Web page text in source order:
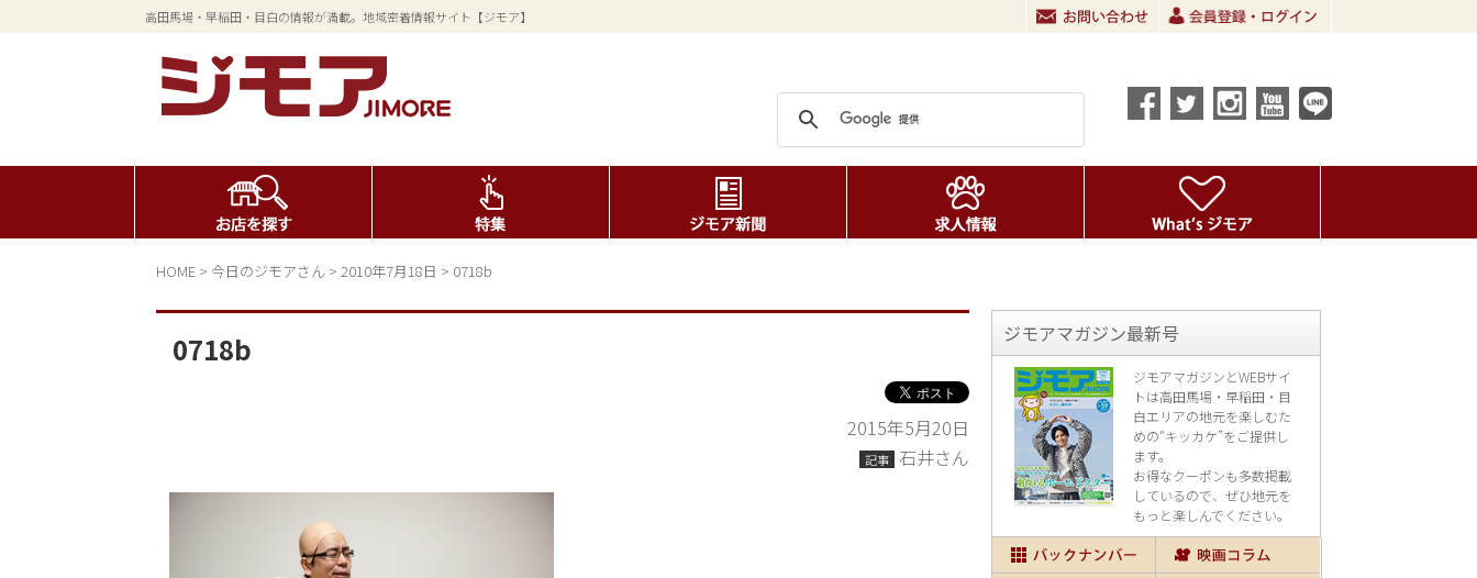
高田馬場・早稲田・目白の情報が満載。地域密着情報サイト【ジモア】
HOME > 今日のジモアさん > 2010年7月18日 > 0718b
0718b
2015年5月20日
記事 石井さん
ジモアマガジン最新号
ジモアマガジンとWEBサイ
トは高田馬場・早稲田・目
白エリアの地元を楽しむた
めの“キッカケ”をご提供し
ます。
お得なクーポンも多数掲載
しているので、 ぜひ地元を
もっと楽しんでください。